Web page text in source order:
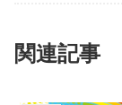
関連記事